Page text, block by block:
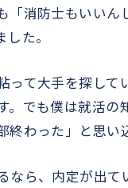
「消防士もいいん
た。
って大手を探して
。でも僕は就活の
終わった」と思い
なら、内定が出て